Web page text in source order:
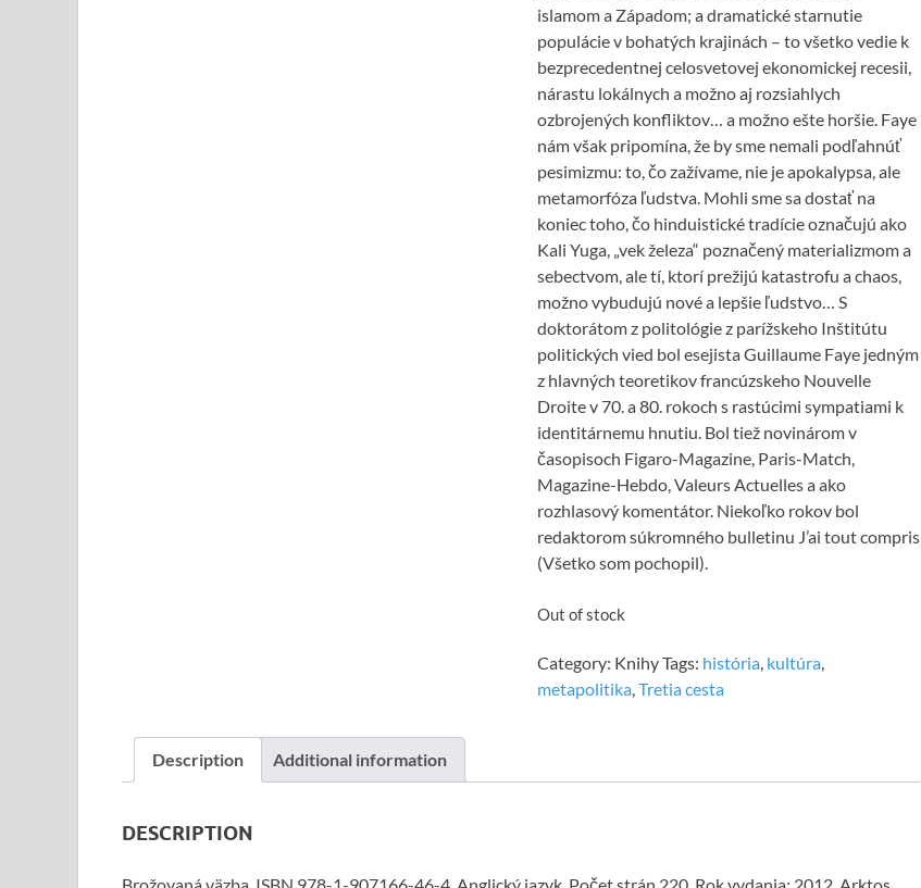
islamom a Západom; a dramatické starnutie
populácie v bohatých krajinách – to všetko vedie k
bezprecedentnej celosvetovej ekonomickej recesii,
nárastu lokálnych a možno aj rozsiahlych
ozbrojených konfliktov… a možno ešte horšie. Faye
nám však pripomína, že by sme nemali podľahnúť
pesimizmu: to, čo zažívame, nie je apokalypsa, ale
metamorfóza ľudstva. Mohli sme sa dostať na
koniec toho, čo hinduistické tradície označujú ako
Kali Yuga, „vek železa“ poznačený materializmom a
sebectvom, ale tí, ktorí prežijú katastrofu a chaos,
možno vybudujú nové a lepšie ľudstvo… S
doktorátom z politológie z parížskeho Inštitútu
politických vied bol esejista Guillaume Faye jedným
z hlavných teoretikov francúzskeho Nouvelle
Droite v 70. a 80. rokoch s rastúcimi sympatiami k
identitárnemu hnutiu. Bol tiež novinárom v
časopisoch Figaro-Magazine, Paris-Match,
Magazine-Hebdo, Valeurs Actuelles a ako
rozhlasový komentátor. Niekoľko rokov bol
redaktorom súkromného bulletinu J’ai tout compris
(Všetko som pochopil).
Out of stock
Category: KnihyTags: história kultúra
metapolitika ,Tretia cesta
Description Additional information
DESCRIPTION